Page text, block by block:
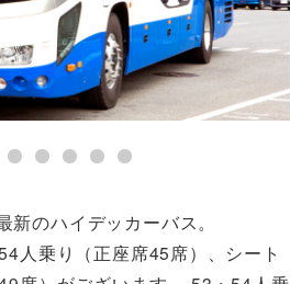
のハイデッカーバス。
人乗り（正座席45席）、シート